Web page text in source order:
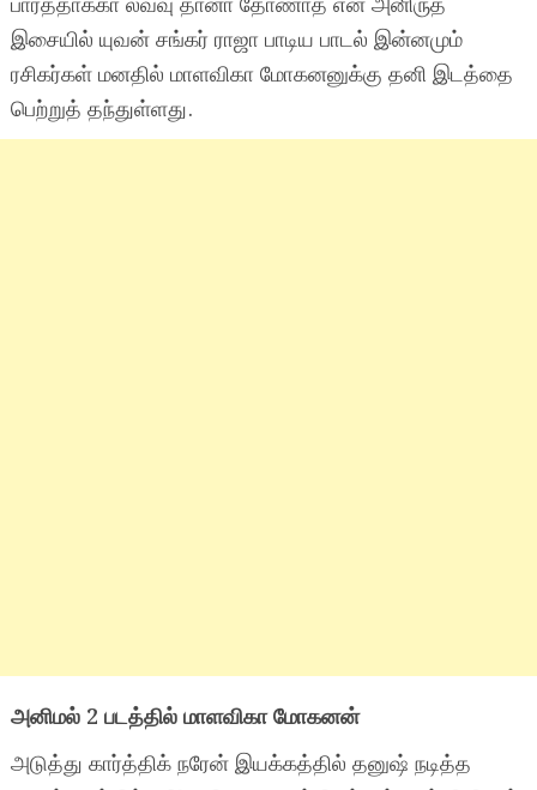
இசையில் யுவன் சங்கர் ராஜா பாடிய பாடல் இன்னமும்
ரசிகர்கள் மனதில் மாளவிகா மோகனனுக்கு தனி இடத்தை
பெற்றுத் தந்துள்ளது.
அனிமல் 2 படத்தில் மாளவிகா மோகனன்
அடுத்து கார்த்திக் நரேன் இயக்கத்தில் தனுஷ் நடித்த